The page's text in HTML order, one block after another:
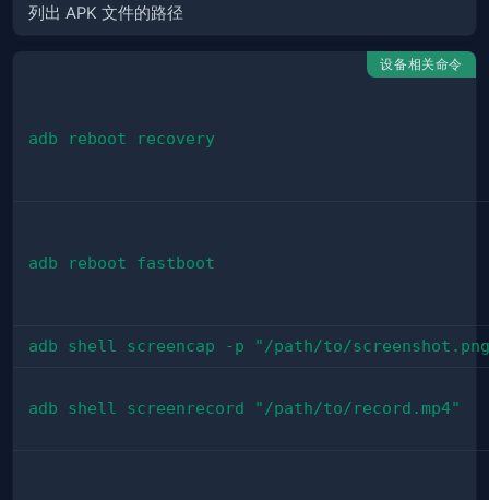
列出 APK 文件的路径
设备相关命令
adb reboot recovery
adb reboot fastboot
adb shell screencap -p "/path/to/
adb shell screenrecord "/path/to/record.mp4"